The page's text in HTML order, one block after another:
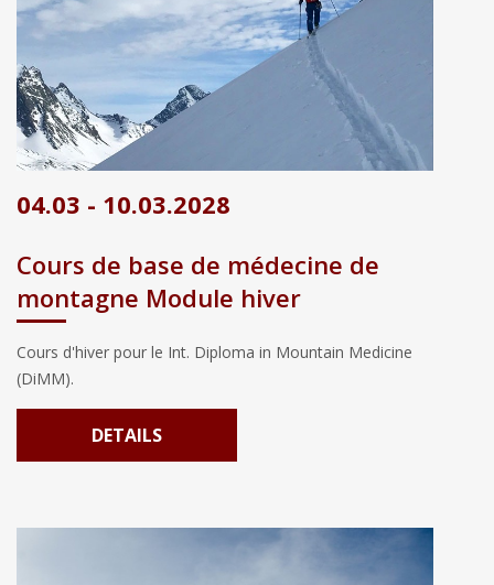
04.03 - 10.03.2028
Cours de base de médecine de
montagne Module hiver
Cours d'hiver pour le Int. Diploma in Mountain Medicine
(DiMM).
DETAILS